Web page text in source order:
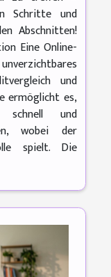
Schritte und
Abschnitten!
Eine Online-
und
ermöglicht es,
schnell und
wobei der
spielt. Die